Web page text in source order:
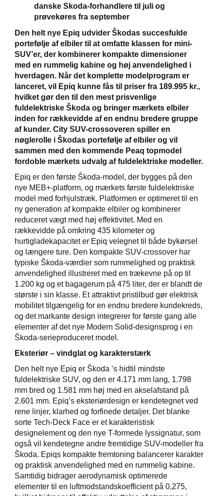
danske Skoda-forhandlere til juli og
prøvekøres fra september
Den helt nye Epiq udvider Škodas succesfulde
portefølje af elbiler til at omfatte klassen for mini-
SUV’er, der kombinerer kompakte dimensioner
med en rummelig kabine og høj anvendelighed i
hverdagen. Når det komplette modelprogram er
lanceret, vil Epiq kunne fås til priser fra 189.995 kr.,
hvilket gør den til den mest prisvenlige
fuldelektriske Škoda og bringer mærkets elbiler
inden for rækkevidde af en endnu bredere gruppe
af kunder. City SUV-crossoveren spiller en
nøglerolle i Škodas portefølje af elbiler og vil
sammen med den kommende Peaq topmodel
fordoble mærkets udvalg af fuldelektriske modeller.
Epiq er den første Škoda-model, der bygges på den
nye MEB+-platform, og mærkets første fuldelektriske
model med forhjulstræk. Platformen er optimeret til en
ny generation af kompakte elbiler og kombinerer
reduceret vægt med høj effektivitet. Med en
rækkevidde på omkring 435 kilometer og
hurtigladekapacitet er Epiq velegnet til både bykørsel
og længere ture. Den kompakte SUV-crossover har
typiske Škoda-værdier som rummelighed og praktisk
anvendelighed illustreret med en trækevne på op til
1.200 kg og et bagagerum på 475 liter, der er blandt de
største i sin klasse. Et attraktivt pristilbud gør elektrisk
mobilitet tilgængelig for en endnu bredere kundekreds,
og det markante design integrerer for første gang alle
elementer af det nye Modern Solid-designsprog i en
Škoda-serieproduceret model.
Eksteriør – vindglat og karakterstærk
Den helt nye Epiq er Škoda ’s hidtil mindste
fuldelektriske SUV, og den er 4.171 mm lang, 1.798
mm bred og 1.581 mm høj med en akselafstand på
2.601 mm. Epiq’s eksteriørdesign er kendetegnet ved
rene linjer, klarhed og forfinede detaljer. Det blanke
sorte Tech-Deck Face er et karakteristisk
designelement og den nye T-formede lyssignatur, som
også vil kendetegne andre fremtidige SUV-modeller fra
Škoda. Epiqs kompakte fremtoning balancerer karakter
og praktisk anvendelighed med en rummelig kabine.
Samtidig bidrager aerodynamisk optimerede
elementer til en luftmodstandskoefficient på 0,275,